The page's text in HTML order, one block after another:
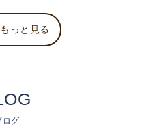
っと見る
ログ